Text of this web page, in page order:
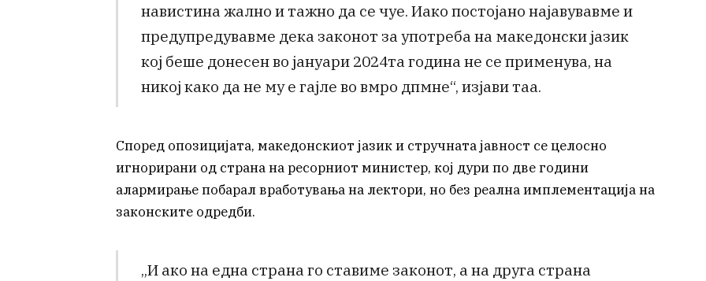
навистина жално и тажно да се чуе. Иако постојано најавувавме и
предупредувавме дека законот за употреба на македонски јазик
кој беше донесен во јануари 2024та година не се применува, на
никој како да не му е гајле во вмро дпмне“, изјави таа.
Според опозицијата, македонскиот јазик и стручната јавност се целосно
игнорирани од страна на ресорниот министер, кој дури по две години
алармирање побарал вработувања на лектори, но без реална имплементација на
законските одредби.
„И ако на една страна го ставиме законот, а на друга страна